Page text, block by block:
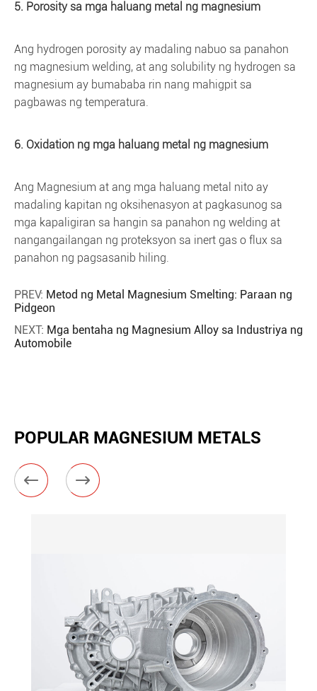
5. Porosity sa mga haluang metal ng magnesium
Ang hydrogen porosity ay madaling nabuo sa panahon
ng magnesium welding, at ang solubility ng hydrogen sa
magnesium ay bumababa rin nang mahigpit sa
pagbawas ng temperatura.
6. Oxidation ng mga haluang metal ng magnesium
Ang Magnesium at ang mga haluang metal nito ay
madaling kapitan ng oksihenasyon at pagkasunog sa
mga kapaligiran sa hangin sa panahon ng welding at
nangangailangan ng proteksyon sa inert gas o flux sa
panahon ng pagsasanib hiling.
PREV: Metod ng Metal Magnesium Smelting: Paraan ng
Pidgeon
NEXT: Mga bentaha ng Magnesium Alloy sa Industriya ng
Automobile
POPULAR MAGNESIUM METALS
 